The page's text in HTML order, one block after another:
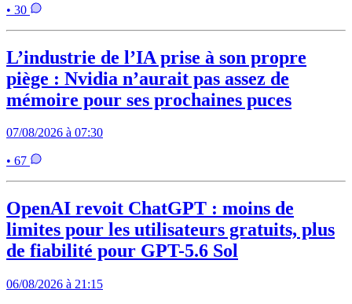
• 30
L’industrie de l’IA prise à son propre
piège : Nvidia n’aurait pas assez de
mémoire pour ses prochaines puces
07/08/2026 à 07:30
• 67
OpenAI revoit ChatGPT : moins de
limites pour les utilisateurs gratuits, plus
de fiabilité pour GPT-5.6 Sol
06/08/2026 à 21:15